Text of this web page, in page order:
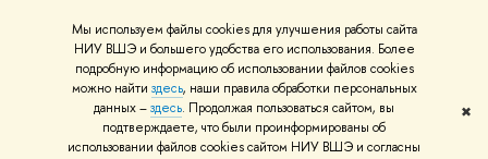
Мы используем файлы cookies для улучшения работы сайта
НИУ ВШЭ и большего удобства его использования. Более
подробную информацию об использовании файлов cookies
можно найти здесь, наши правила обработки персональных
данных –здесь. Продолжая пользоваться сайтом, вы
подтверждаете, что были проинформированы об
использовании файлов cookies сайтом НИУ ВШЭ и согласны
✖
Людям с ограниченными возможностями здоровья
Единая платежная страница
Работа в Вышке
© НИУ ВШЭ 1993–2026 Адреса и контакты Условия использования